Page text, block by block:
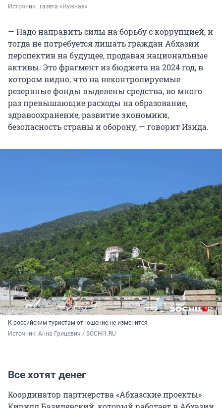
Источник: газета «Нужная»
— Надо направить силы на борьбу с коррупцией, и
тогда не потребуется лишать граждан Абхазии
перспектив на будущее, продавая национальные
активы. Это фрагмент из бюджета на 2024 год, в
котором видно, что на неконтролируемые
резервные фонды выделены средства, во много
раз превышающие расходы на образование,
здравоохранение, развитие экономики,
безопасность страны и оборону, — говорит Изида.
К российским туристам отношение не изменится
Источник: Анна Грицевич / SOCHI1.RU
Все хотят денег
Координатор партнерства «Абхазские проекты»